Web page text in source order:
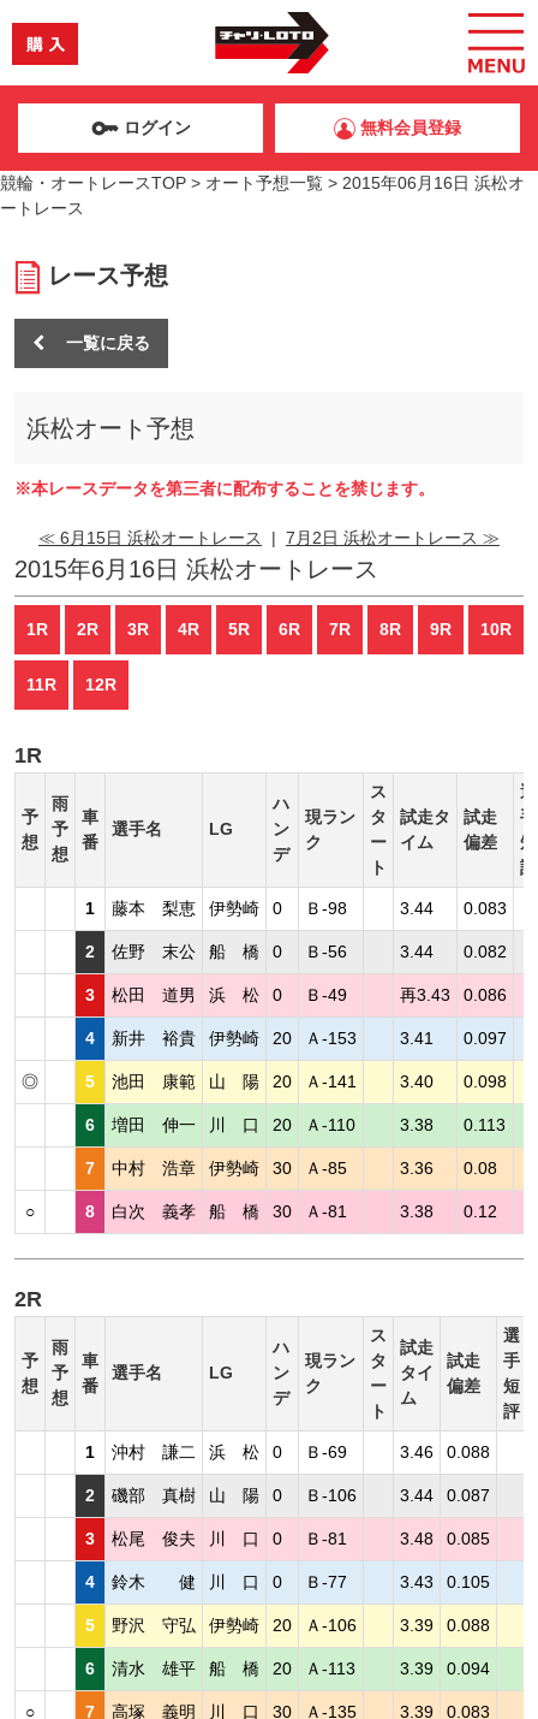
ログイン 無料会員登録
競輪・オートレースTOP > オート予想一覧 > 2015年06月16日 浜松オ
ートレース
レース予想
一覧に戻る
浜松オート予想
※本レースデータを第三者に配布することを禁じます。
≪ 6月15日 浜松オートレース | 7月2日 浜松オートレース ≫
2015年6月16日 浜松オートレース
1R 2R 3R 4R 5R 6R 7R 8R 9R 10R
11R 12R
1R
予
想
雨
予
想
車
番
選手名 LG
ハ
ン
デ
現ラン
ク
ス
タ
ー
ト
試走タ
イム
試走
偏差
選
手
短
評
1 藤本 梨恵 伊勢崎 0 Ｂ-98 3.44 0.083
2 佐野 末公 船 橋 0 Ｂ-56 3.44 0.082
3 松田 道男 浜 松 0 Ｂ-49 再3.43 0.086
4 新井 裕貴 伊勢崎 20 Ａ-153 3.41 0.097
◎ 5 池田 康範 山 陽 20 Ａ-141 3.40 0.098
6 増田 伸一 川 口 20 Ａ-110 3.38 0.113
7 中村 浩章 伊勢崎 30 Ａ-85 3.36 0.08
○ 8 白次 義孝 船 橋 30 Ａ-81 3.38 0.12
2R
予
想
雨
予
想
車
番
選手名 LG
ハ
ン
デ
現ラン
ク
ス
タ
ー
ト
試走
タイ
ム
試走
偏差
選
手
短
評
1 沖村 謙二 浜 松 0 Ｂ-69 3.46 0.088
2 磯部 真樹 山 陽 0 Ｂ-106 3.44 0.087
3 松尾 俊夫 川 口 0 Ｂ-81 3.48 0.085
4 鈴木 健 川 口 0 Ｂ-77 3.43 0.105
5 野沢 守弘 伊勢崎 20 Ａ-106 3.39 0.088
6 清水 雄平 船 橋 20 Ａ-113 3.39 0.094
○ 7 高塚 義明 川 口 30 Ａ-135 3.39 0.083